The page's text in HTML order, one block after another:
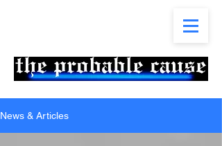
News & Articles